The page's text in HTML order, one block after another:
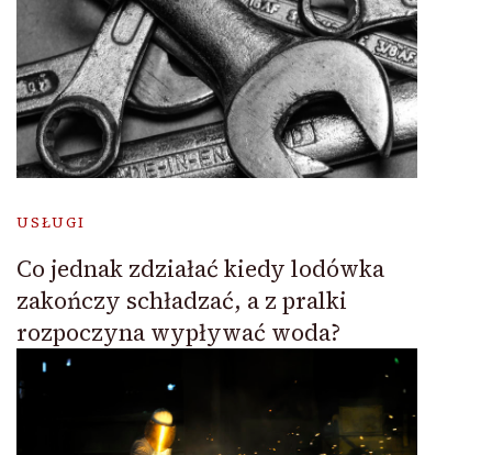
USŁUGI
Co jednak zdziałać kiedy lodówka
zakończy schładzać, a z pralki
rozpoczyna wypływać woda?